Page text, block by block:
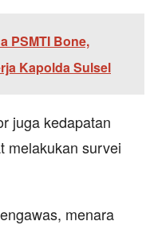
PSMTI Bone,
Kapolda Sulsel
juga kedapatan
melakukan survei
menara